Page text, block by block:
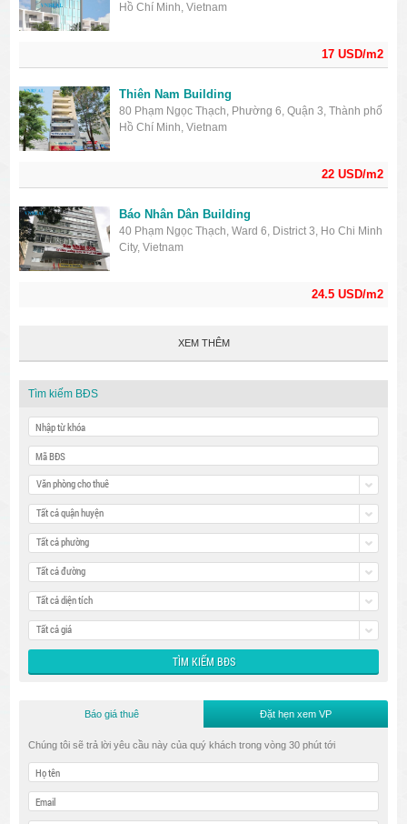
17 USD/m2
Hồ Chí Minh, Vietnam
22 USD/m2
Thiên Nam Building
80 Phạm Ngọc Thạch, Phường 6, Quận 3, Thành phố
Hồ Chí Minh, Vietnam
24.5 USD/m2
Báo Nhân Dân Building
40 Phạm Ngọc Thạch, Ward 6, District 3, Ho Chi Minh
City, Vietnam
XEM THÊM
Tìm kiếm BĐS
Văn phòng cho thuê
Tất cả quận huyện
Tất cả phường
Tất cả đường
Tất cả diện tích
Tất cả giá
Báo giá thuê Đặt hẹn xem VP
Chúng tôi sẽ trả lời yêu cầu này của quý khách trong vòng 30 phút tới